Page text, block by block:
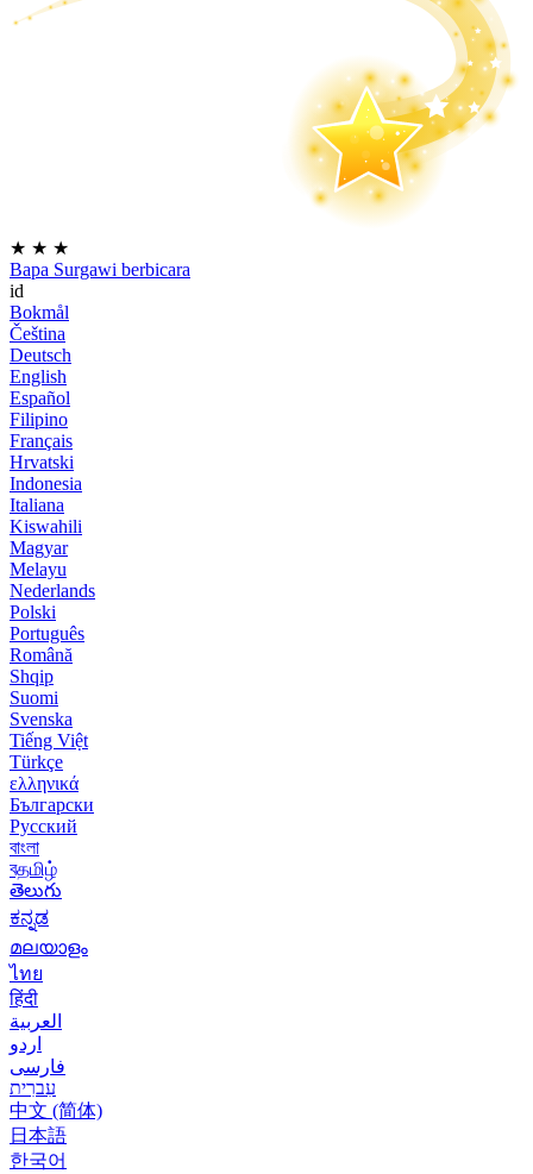
★ ★ ★
Bapa Surgawi berbicara
id
Bokmål
Čeština
Deutsch
English
Español
Filipino
Français
Hrvatski
Indonesia
Italiana
Kiswahili
Magyar
Melayu
Nederlands
Polski
Português
Română
Shqip
Suomi
Svenska
Tiếng Việt
Türkçe
ελληνικά
Български
Русский
বাংলা
বதமிழ்
తెలుగు
ಕನ್ನಡ
മലയാളം
ไทย
हिंदी
العربية
اردو
فارسی
עִברִית
中文 (简体)
日本語
한국어